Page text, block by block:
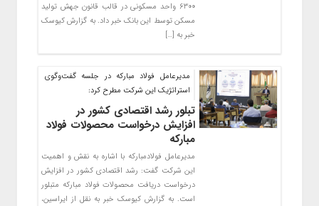
۶۳۰۰ واحد مسکونی در قالب قانون جهش تولید
مسکن توسط این بانک خبر داد. به گزارش کیوسک
خبر به […]
مدیرعامل فولاد مبارکه در جلسه گفت‌وگوی
استراتژیک این شرکت مطرح کرد:
تبلور رشد اقتصادی کشور در
افزایش درخواست محصولات فولاد
مبارکه
مدیرعامل فولادمبارکه با اشاره به نقش و اهمیت
این شرکت گفت: رشد اقتصادی کشور در افزایش
درخواست دریافت محصولات فولاد مبارکه متبلور
است. به گزارش کیوسک خبر به نقل از ایراسین،